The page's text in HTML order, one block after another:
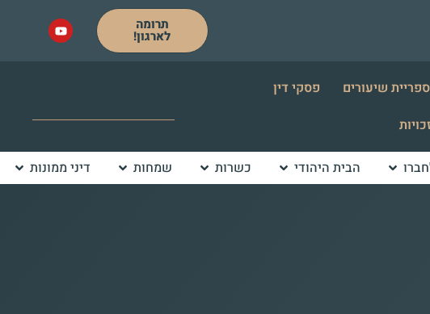
תרומה
לארגון!
ספריית שיעורים
פסקי דין
הבית היהודי כשרות שמחות דיני ממונות